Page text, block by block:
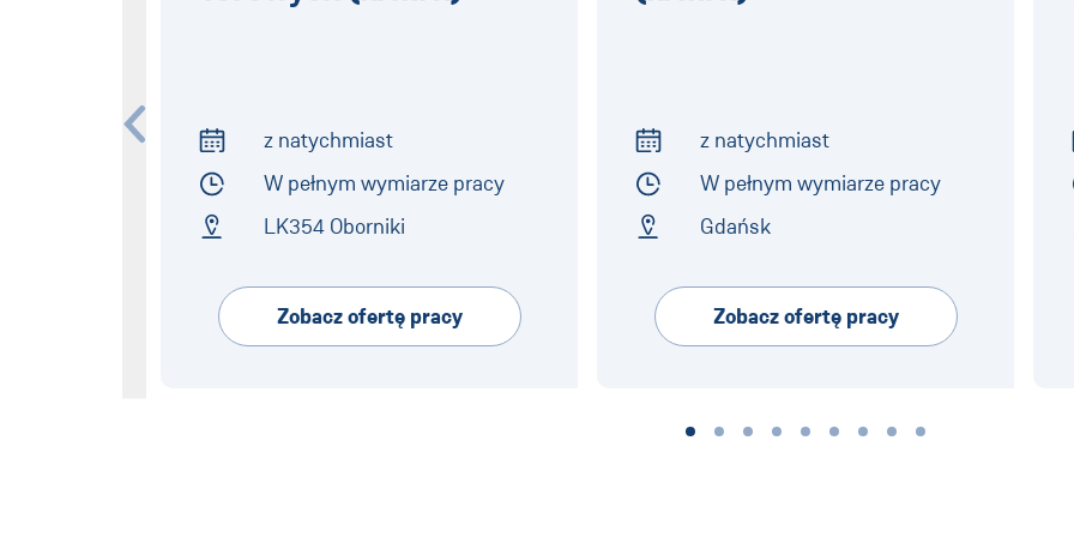
Start of Work
z natychmiast
Employment Type
W pełnym wymiarze pracy
LK354 Oborniki
Zobacz ofertę pracy
Start of Work
z natychmiast
Employment Type
W pełnym wymiarze pracy
Gdańsk
Zobacz ofertę pracy